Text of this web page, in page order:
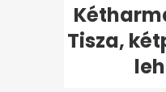
Tisza,